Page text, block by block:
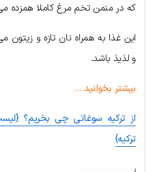
که در منمن تخم مرغ کاملا همزده
این غذا به همراه نان تازه و
و لذیذ باشد.
بیشتر بخوانید …
از ترکیه سوغاتی چی بخریم؟
ترکیه}